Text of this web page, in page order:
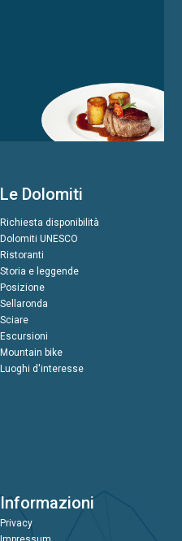
Le Dolomiti
Richiesta disponibilità
Dolomiti UNESCO
Ristoranti
Storia e leggende
Posizione
Sellaronda
Sciare
Escursioni
Mountain bike
Luoghi d'interesse
Informazioni
Privacy